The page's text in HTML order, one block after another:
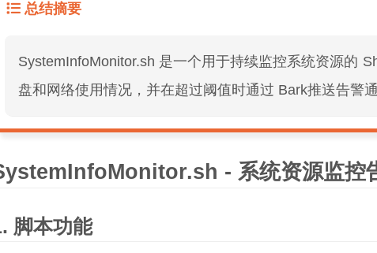
总结摘要
SystemInfoMonitor.sh 是一个用于持续监控系统资源的
盘和网络使用情况，并在超过阈值时通过 Bark推送告警通
- 系统资源监控
脚本功能